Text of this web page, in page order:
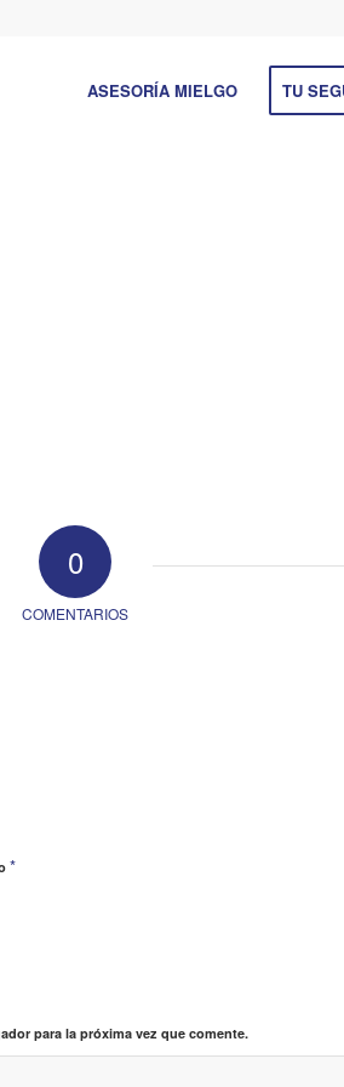
ASESORÍA MIELGO TU
0
COMENTARIOS
*
para la próxima vez que comente.